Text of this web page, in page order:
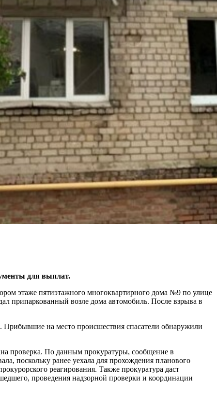
для выплат.
этаже пятиэтажного многоквартирного дома №9 по улице
припаркованный возле дома автомобиль. После взрыва в
на место происшествия спасатели обнаружили
проверка. По данным прокуратуры, сообщение в
поскольку ранее уехала для прохождения планового
реагирования. Также прокуратура даст
проведения надзорной проверки и координации